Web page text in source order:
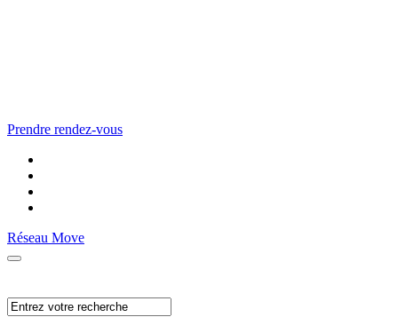
Prendre rendez-vous
Réseau Move